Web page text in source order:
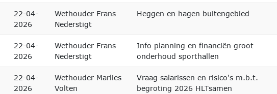
22-04-
2026
Wethouder Frans
Nederstigt
Heggen en hagen buitengebied
22-04-
2026
Wethouder Frans
Nederstigt
Info planning en financiën groot
onderhoud sporthallen
22-04-
2026
Wethouder Marlies
Volten
Vraag salarissen en risico's m.b.t.
begroting 2026 HLTsamen